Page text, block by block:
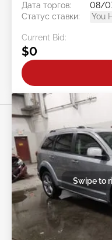
Дата торгов:
08/
Статус ставки:
You
Current Bid:
$0
Swipe to